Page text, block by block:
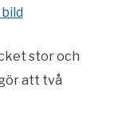
stor och
att två